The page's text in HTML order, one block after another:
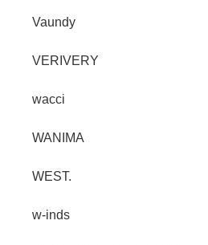
Vaundy
VERIVERY
wacci
WANIMA
WEST.
w-inds